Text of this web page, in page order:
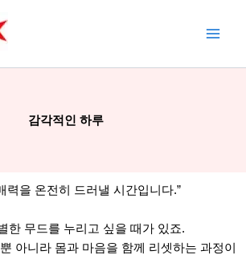
감각적인 하루
력을 온전히 드러낼 시간입니다.”
한 무드를 누리고 싶을 때가 있죠.
아니라 몸과 마음을 함께 리셋하는 과정이